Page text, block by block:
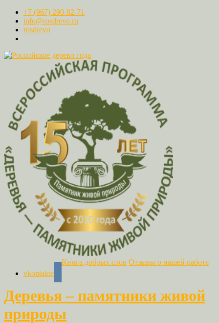
+7 (967) 290-82-71
info@rosdrevo.ru
rosdrevo
vkontakte
Книга добрых слов Отзывы о нашей работе
Деревья – памятники живой
природы